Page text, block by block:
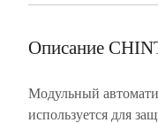
Описание
Модульный
используется для